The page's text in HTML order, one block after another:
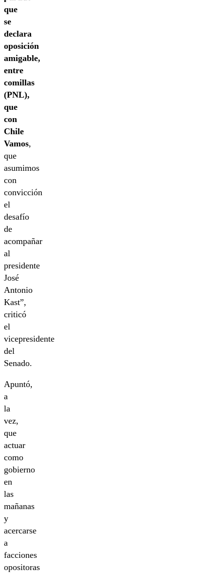
que
se
declara
oposición
amigable,
entre
comillas
(PNL),
que
con
Chile
Vamos,
que
asumimos
con
convicción
el
desafío
de
acompañar
al
presidente
José
Antonio
Kast”,
criticó
el
vicepresidente
del
Senado.
Apuntó,
a
la
vez,
que
actuar
como
gobierno
en
las
mañanas
y
acercarse
a
facciones
opositoras